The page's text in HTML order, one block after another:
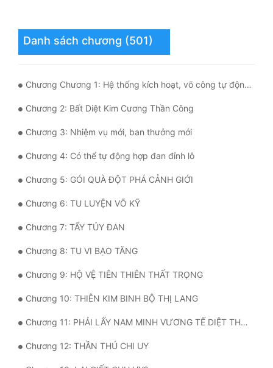
Phương Tây
Quan Trường
Quân Sự
Sảng Văn
Danh sách chương (501)
Chương Chương 1: Hệ thống kích hoạt, võ công tự động tu luyện
Chương 2: Bất Diệt Kim Cương Thần Công
Chương 3: Nhiệm vụ mới, ban thưởng mới
Chương 4: Có thể tự động hợp đan đỉnh lô
Chương 5: GÓI QUÀ ĐỘT PHÁ CẢNH GIỚI
Chương 6: TU LUYỆN VÕ KỸ
Chương 7: TẨY TỦY ĐAN
Chương 8: TU VI BẠO TĂNG
Chương 9: HỘ VỆ TIÊN THIÊN THẤT TRỌNG
Chương 10: THIÊN KIM BINH BỘ THỊ LANG
Chương 11: PHẢI LẤY NAM MINH VƯƠNG TẾ DIỆT THẦN ĐAO
Chương 12: THẦN THÚ CHI UY